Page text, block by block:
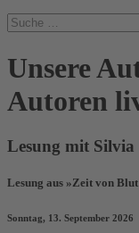
Unsere
Autoren
Lesung mit
Lesung aus »Zeit von
Sonntag, 13. September 2026